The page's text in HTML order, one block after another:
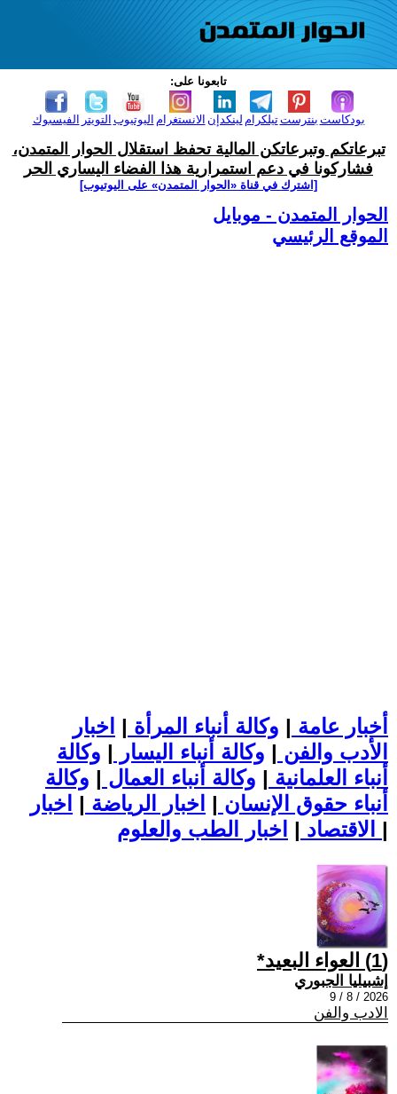
تابعونا على:
الفيسبوك التويتر اليوتيوب الانستغرام لينكدإن تيلكرامبنترست بودكاست
تبرعاتكم وتبرعاتكن المالية تحفظ استقلال الحوار المتمدن،
فشاركونا في دعم استمرارية هذا الفضاء اليساري الحر
[اشترك في قناة ‫«الحوار المتمدن» على اليوتيوب]
الحوار المتمدن - موبايل
الموقع الرئيسي
أخبار عامة | وكالة أنباء المرأة | اخبار
الأدب والفن | وكالة أنباء اليسار | وكالة
أنباء العلمانية | وكالة أنباء العمال | وكالة
أنباء حقوق الإنسان | اخبار الرياضة | اخبار
الاقتصاد | |
(1) العواء البعيد*
إشبيليا الجبوري
2026 / 8 / 9
الادب والفن